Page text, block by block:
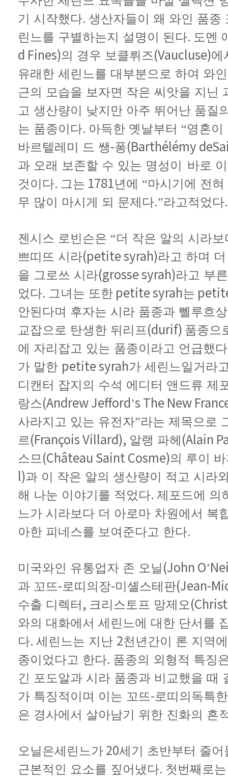
기
시작했다. 생산자들이 왜 와인 품종
린느를 구별하는지 설명이 된다. 도멘
d Fines)의 경우 보클뤼즈(Vaucluse)에
유래한 세린느를 대부분으로 하여 와
근의
모습을 보자면 작은 씨앗을 지닌
고 생산량이 낮지만 아주 뛰어난 품질
는 품종이다. 아득한 옛날부터 “영혼이
바르텔레미
드 쌩-퐁(Barthélémy
과 오래 보존할 수 있는 명성이 바로 이
것이다. 그는 1781년에 “마시기에
전혀
무 많이 마시게 되 문제다.”라고 적었다.
젠시스 로빈슨은 “더 작은 알의 시라보
쁘띠뜨 시라(petite syrah)라고 하며 더
을 그로쓰 시라(grosse syrah)라고 부
었다. 그녀는 또한 petite syrah는
안된다며 후자는 시라 품종과 뻴루흐상
교잡으로 탄생한 뒤리프(durif) 품종으
에
자리잡고 있는 품종이라고 언급했다
가 말한 petite syrah가 세린느일거라
디캔터 잡지의 수석 에디터 앤드류 제
랑스(Andrew Jefford’s The New
사라지고 있는 유전자”라는 제목으로
르(François Villard), 알랭 파헤 (Alain
스므(Château Saint Cosme)의 루이
l)과 이 작은 알의 생산량이 적고 시라
해 나눈 이야기를 적었다. 제포드에
의
느가 시라보다 더 아로마 차원에서 복
아한 피네스를 보여준다고 한다.
미국와인 유통업자 존 오닐(John O’
과 꼬뜨-로띠의 장-미셸스테판(Jean-
수출 디렉터 , 크리스토프 망제오
와의 대화에서 세린느에 대한 단서를
다. 세린느는 지난 2천년간이 론 지역에
종이었다고 한다. 품종의 외형적 특징
긴 포도알과 시라 품종과 비교했을 때
가 특징적이며 이는 꼬뜨-로띠의 독특한
은 경사에서 살아남기 위한 진화의 흔
오닐은세린느가 20세기 초반부터 줄어
근본적인 요소를 짚어냈다. 첫번째로는